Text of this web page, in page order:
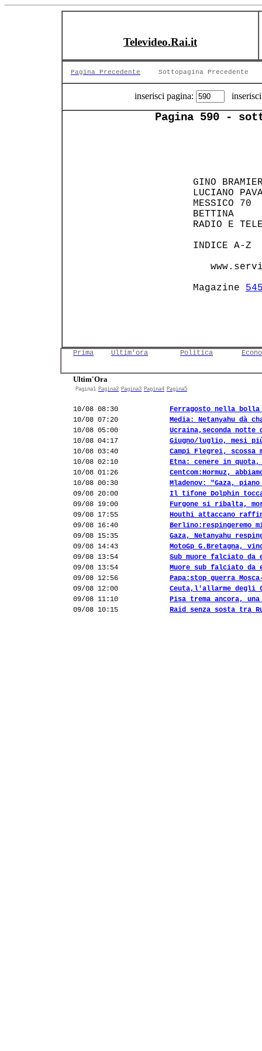
Televideo.Rai.it
Pagina Precedente Sottopagina Precedente
inserisci pagina:
Pagina 590 -
RADIO
    Magazine
Prima Ultim'ora Politica
Ultim'Ora
Pagina1 Pagina2 Pagina3 Pagina4 Pagina5
10/08 08:30
Ferragosto nella
10/08 07:20
Media: Netanyahu dà
10/08 05:00
Ucraina,seconda
10/08 04:17
Giugno/luglio, mesi
10/08 03:40
Campi Flegrei, scossa
10/08 02:10
Etna: cenere in
10/08 01:26
Centcom:Hormuz,
10/08 00:30
Mladenov: "Gaza,
09/08 20:00
Il tifone Dolphin
09/08 19:00
Furgone si ribalta,
09/08 17:55
Houthi attaccano
09/08 16:40
09/08 15:35
Gaza, Netanyahu
09/08 14:43
MotoGp G.Bretagna,
09/08 13:54
Sub muore falciato da
09/08 13:54
Muore sub falciato da
09/08 12:56
Papa:stop guerra
09/08 12:00
Ceuta,l'allarme degli
09/08 11:10
Pisa trema ancora,
09/08 10:15
Raid senza sosta tra